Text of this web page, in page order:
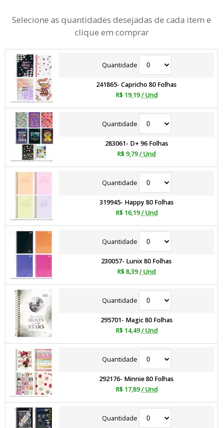
Selecione as quantidades desejadas de cada item e
clique em comprar
Quantidade
241865- Capricho 80 Folhas
R$ 19,19 / Und
Quantidade
283061- D+ 96 Folhas
R$ 9,79/ Und
Quantidade
319945- Happy 80 Folhas
R$ 16,19 / Und
Quantidade
230057- Lunix 80 Folhas
R$ 8,39/ Und
Quantidade
295701- Magic 80 Folhas
R$ 14,49 / Und
Quantidade
292176- Minnie 80 Folhas
R$ 17,89 / Und
Quantidade